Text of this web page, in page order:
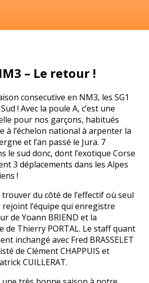
– Le retour !
consecutive en NM3, les SG1
! Avec la poule A, c’est une
pour nos garçons, habitués
à l’échelon national à arpenter la
et l’an passé le Jura. 7
le sud donc, dont l’exotique Corse
3 déplacements dans les Alpes
!
du côté de l’effectif où seul
rejoint l’équipe qui enregistre
de Yoann BRIEND et la
Thierry PORTAL. Le staff quant
inchangé avec Fred BRASSELET
de Clément CHAPPUIS et
CUILLERAT.